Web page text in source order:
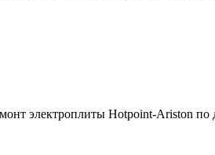
электроплиты Hotpoint-Ariston по